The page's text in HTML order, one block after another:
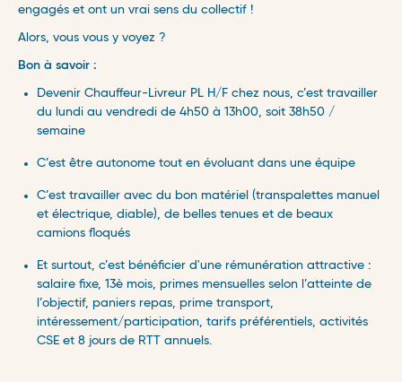
engagés et ont un vrai sens du collectif ! ​
Alors, vous vous y voyez ? ​
Bon à savoir :
Devenir Chauffeur-Livreur PL H/F chez nous, c’est travailler
du lundi au vendredi de 4h50 à 13h00, soit 38h50 /
semaine
C’est être autonome tout en évoluant dans une équipe
C’est travailler avec du bon matériel (transpalettes manuel
et électrique, diable), de belles tenues et de beaux
camions floqués
Et surtout, c’est bénéficier d'une rémunération attractive :
salaire fixe, 13è mois, primes mensuelles selon l’atteinte de
l’objectif, paniers repas, prime transport,
intéressement/participation, tarifs préférentiels, activités
CSE et 8 jours de RTT annuels.